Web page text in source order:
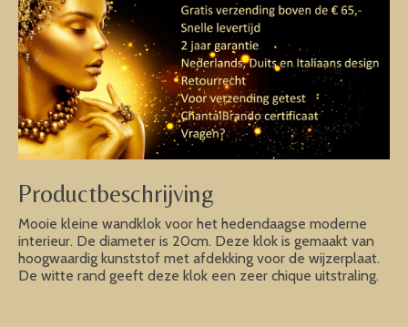
Productbeschrijving
Mooie kleine wandklok voor het hedendaagse moderne
interieur. De diameter is 20cm. Deze klok is gemaakt van
hoogwaardig kunststof met afdekking voor de wijzerplaat.
De witte rand geeft deze klok een zeer chique uitstraling.